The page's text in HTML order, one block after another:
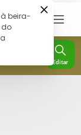
Editar